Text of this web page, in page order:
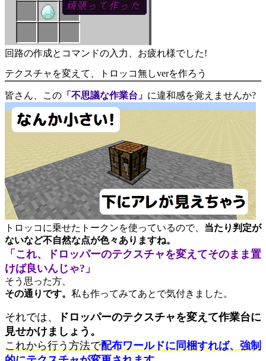
回路の作成とコマンドの入力、お疲れ様でした!
テクスチャを変えて、トロッコ無しverを作ろう
皆さん、この 「不思議な作業台」 に違和感を覚えませんか?
トロッコに乗せたトークンを使っているので、 当たり判定が
ないなど不自然な点が色々ありますね。
「これ、ドロッパーのテクスチャを変えてそのまま置
けば良いんじゃ?」
そう思った方、
その通りです。 私も作ってみてあとで気付きました。
それでは、
ドロッパーのテクスチャを変えて作業台に
見せかけましょう。
これから行う方法で配布ワールドに同梱すれば、強制